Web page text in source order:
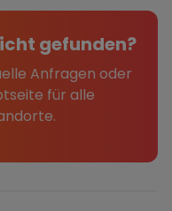
gefunden?
Anfragen oder
für alle